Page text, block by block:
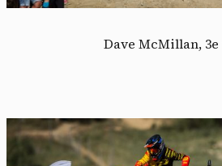
Dave McMillan, 3e